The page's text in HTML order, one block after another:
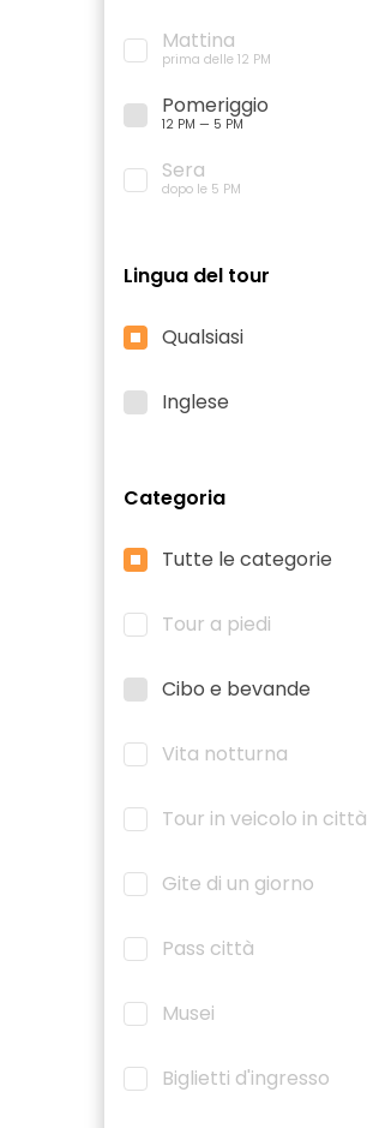
Mattina
prima delle 12 PM
Pomeriggio
12 PM — 5 PM
Sera
dopo le 5 PM
Lingua del tour
Qualsiasi
Inglese
Categoria
Tutte le categorie
Tour a piedi
Cibo e bevande
Vita notturna
Tour in veicolo in città
Gite di un giorno
Pass città
Musei
Biglietti d'ingresso